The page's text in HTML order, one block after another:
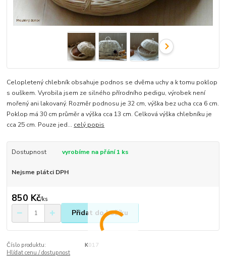
Celopletený chlebník obsahuje podnos se dvěma uchy a k tomu poklop
s ouškem. Vyrobila jsem ze silného přírodního pedigu, výrobek není
mořený ani lakovaný. Rozměr podnosu je 32 cm, výška bez ucha cca 6 cm.
Poklop má 30 cm průměr a výška cca 13 cm. Celková výška chlebníku je
cca 25 cm. Pouze jed... celý popis
Dostupnost vyrobíme na přání 1 ks
Nejsme plátci DPH
850 Kč/ks
Přidat do košíku
Číslo produktu:
K017
Hlídat cenu / dostupnost